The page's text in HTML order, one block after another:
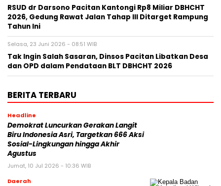
RSUD dr Darsono Pacitan Kantongi Rp8 Miliar DBHCHT
2026, Gedung Rawat Jalan Tahap III Ditarget Rampung
Tahun Ini
Selasa, 23 Juni 2026 - 08:51 WIB
Tak Ingin Salah Sasaran, Dinsos Pacitan Libatkan Desa
dan OPD dalam Pendataan BLT DBHCHT 2026
BERITA TERBARU
Headline
Demokrat Luncurkan Gerakan Langit
Biru Indonesia Asri, Targetkan 666 Aksi
Sosial-Lingkungan hingga Akhir
Agustus
Jumat, 10 Jul 2026 - 10:36 WIB
Daerah